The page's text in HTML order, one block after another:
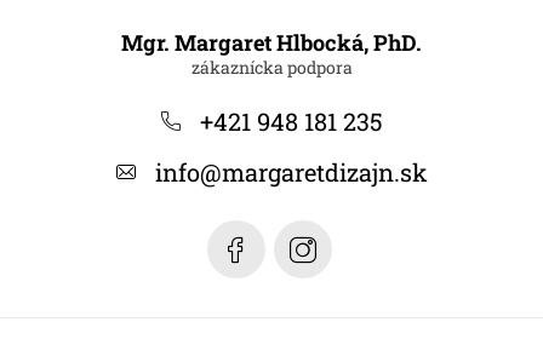
Mgr. Margaret Hlbocká, PhD.
+421 948 181 235
info@margaretdizajn.sk